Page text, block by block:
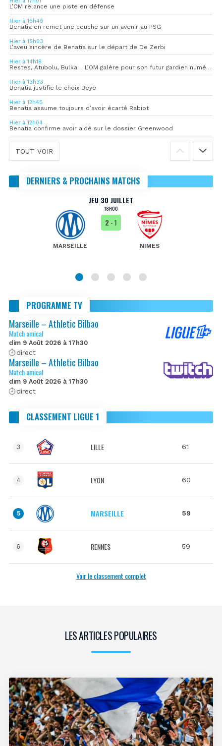
L’OM relance une piste en défense
Hier à 15h49
Benatia en remet une couche sur un avenir au PSG
Hier à 15h03
L’aveu sincère de Benatia sur le départ de De Zerbi
Hier à 14h18
Restes, Atubolu, Bulka… L’OM galère pour son futur gardien numéro 1
Hier à 13h33
Benatia justifie le choix Beye
Hier à 12h45
Benatia assume toujours d’avoir écarté Rabiot
Hier à 12h04
Benatia confirme avoir aidé sur le dossier Greenwood
TOUT VOIR
DERNIERS & PROCHAINS MATCHS
JEU 30 JUILLET
18H00
MARSEILLE
2 - 1
NIMES
PROGRAMME TV
Marseille – Athletic Bilbao
Match amical
dim 9 Août 2026 à 17h30
direct
Marseille – Athletic Bilbao
Match amical
dim 9 Août 2026 à 17h30
direct
CLASSEMENT LIGUE 1
3 LILLE 61
4 LYON 60
5 MARSEILLE 59
6 RENNES 59
Voir le classement complet
LES ARTICLES POPULAIRES